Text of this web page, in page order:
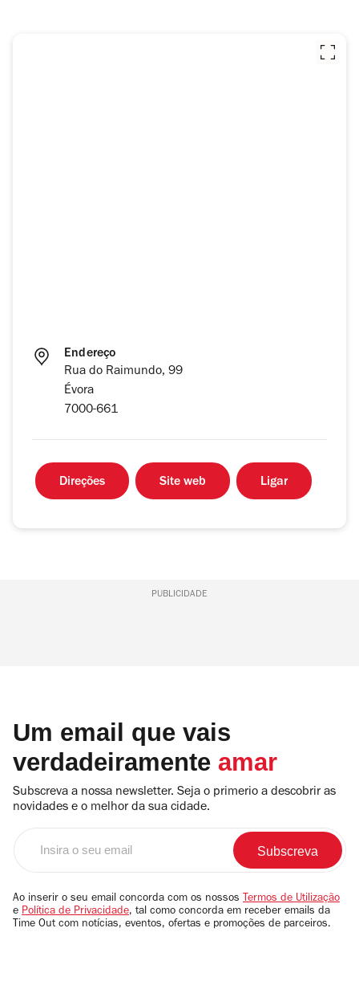
Endereço
Rua do Raimundo, 99
Évora
7000-661
Direções Site web Ligar
PUBLICIDADE
Um email que vais
verdadeiramente amar
Subscreva a nossa newsletter. Seja o primerio a descobrir as
novidades e o melhor da sua cidade.
email
Ao inserir o seu email concorda com os nossos Termos de Utilização
e Política de Privacidade, tal como concorda em receber emails da
Time Out com notícias, eventos, ofertas e promoções de parceiros.